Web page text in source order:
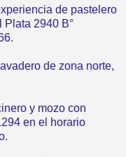
de pastelero
Plata 2940 B°
de zona norte,
y mozo con
en el horario